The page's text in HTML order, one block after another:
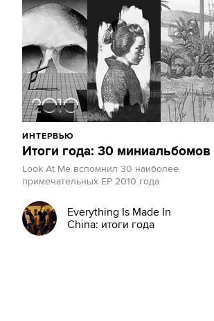
ИНТЕРВЬЮ
Итоги года: 30 миниальбомов
Look At Me вспомнил 30 наиболее
примечательных EP 2010 года
Everything Is Made In
China: итоги года